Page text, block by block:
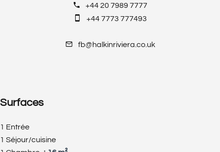
+44 20 7989 7777
+44 7773 777493
fb@halkinriviera.co.uk
Surfaces
1 Entrée
1 Séjour/cuisine